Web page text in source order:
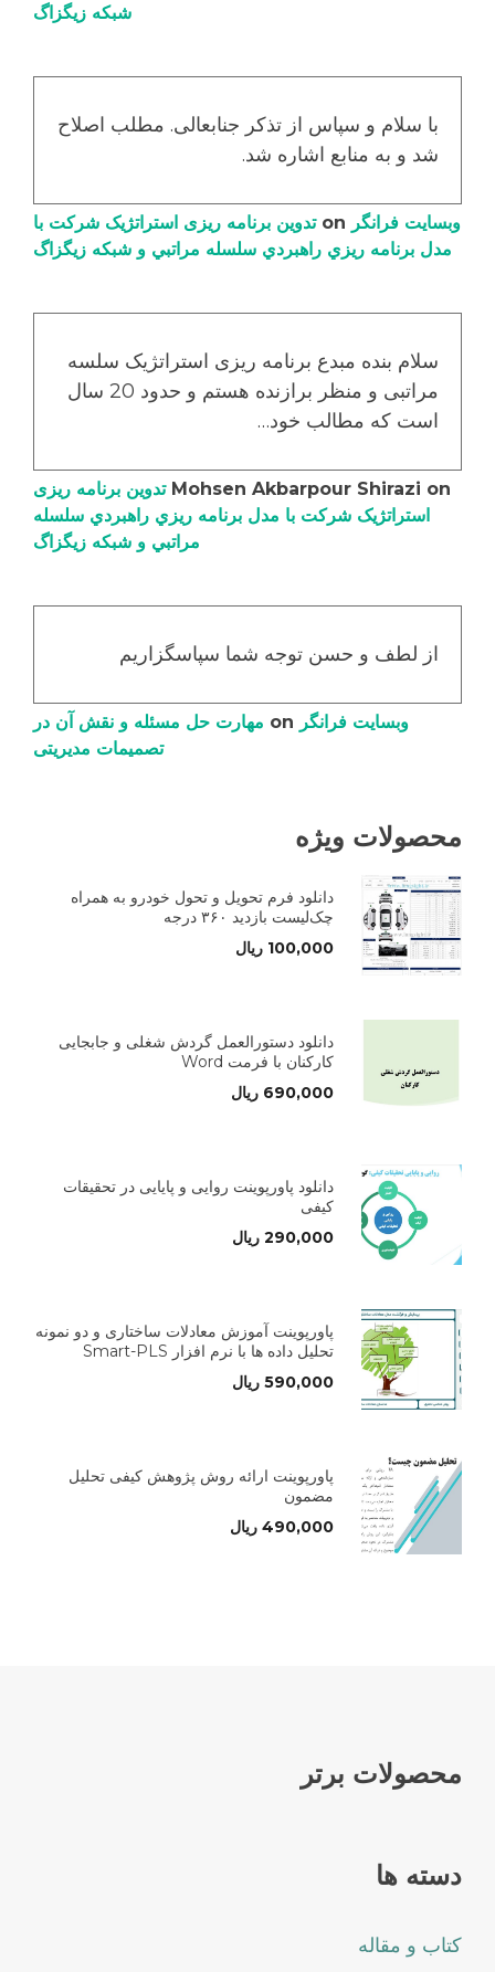
شبکه زیگزاگ
با سلام و سپاس از تذکر جنابعالی. مطلب اصلاح
شد و به منابع اشاره شد.
وبسایت فرانگر
تدوین برنامه ریزی استراتژیک شرکت با
مدل برنامه ریزي راهبردي سلسله مراتبي و شبکه زیگزاگ
سلام بنده مبدع برنامه ریزی استراتژیک سلسه
مراتبی و منظر برازنده هستم و حدود 20 سال
است که مطالب خود…
Mohsen Akbarpour Shirazi on
تدوین برنامه ریزی
استراتژیک شرکت با مدل برنامه ریزي راهبردي سلسله
مراتبي و شبکه زیگزاگ
از لطف و حسن توجه شما سپاسگزاریم
وبسایت فرانگر
مهارت حل مسئله و نقش آن در
تصمیمات مدیریتی
محصولات ویژه
دانلود فرم تحویل و تحول خودرو به همراه
چک‌لیست بازدید ۳۶۰ درجه
100,000 ریال
دانلود دستورالعمل گردش شغلی و جابجایی
کارکنان با فرمت Word
690,000 ریال
دانلود پاورپوینت روایی و پایایی در تحقیقات
کیفی
290,000 ریال
پاورپوینت آموزش معادلات ساختاری و دو نمونه
تحلیل داده ها با نرم افزار Smart-PLS
590,000 ریال
پاورپوینت ارائه روش پژوهش کیفی تحلیل
مضمون
490,000 ریال
محصولات برتر
دسته ها
کتاب و مقاله